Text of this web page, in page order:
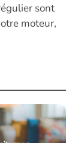
sont
moteur,